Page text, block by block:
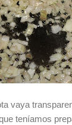
vaya
teníamos